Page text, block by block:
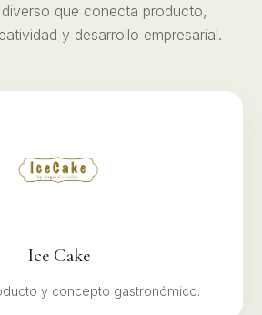
que conecta producto,
y desarrollo empresarial.
Ice Cake
y concepto gastronómico.